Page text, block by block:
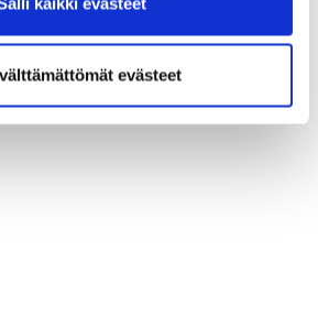
evästeet